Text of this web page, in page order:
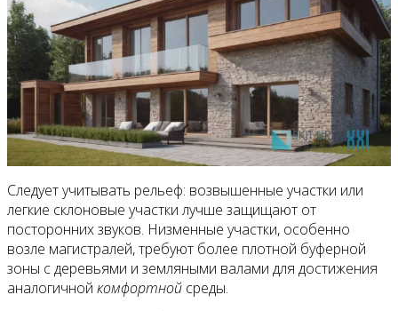
Следует учитывать рельеф: возвышенные участки или
легкие склоновые участки лучше защищают от
посторонних звуков. Низменные участки, особенно
возле магистралей, требуют более плотной буферной
зоны с деревьями и земляными валами для достижения
аналогичной комфортной среды.